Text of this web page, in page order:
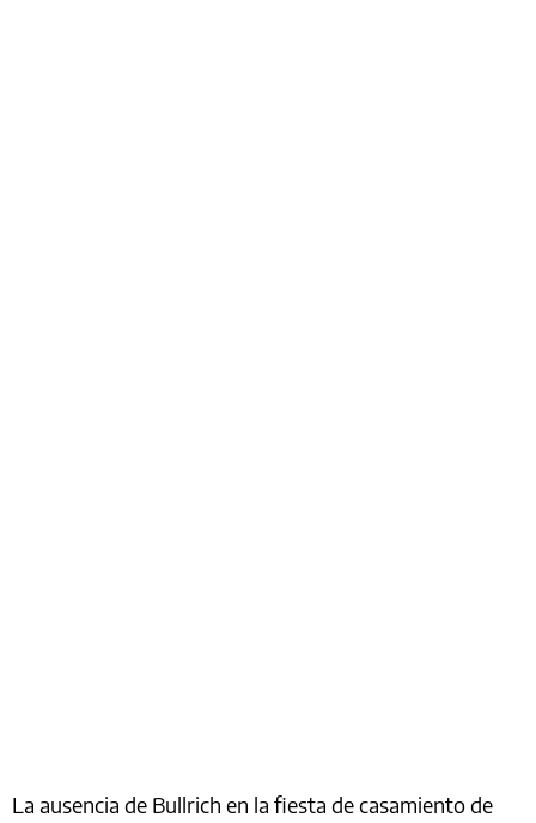
La ausencia de Bullrich en la fiesta de casamiento de